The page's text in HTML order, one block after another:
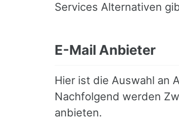
Services Alternativen
E-Mail Anbieter
Hier ist die Auswahl an
Nachfolgend werden
anbieten.